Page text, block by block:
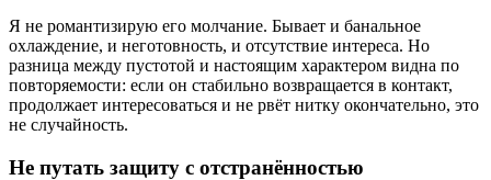
Я не романтизирую его молчание. Бывает и банальное
охлаждение, и неготовность, и отсутствие интереса. Но
разница между пустотой и настоящим характером видна по
повторяемости: если он стабильно возвращается в контакт,
продолжает интересоваться и не рвёт нитку окончательно, это
не случайность.
Не путать защиту с отстранённостью